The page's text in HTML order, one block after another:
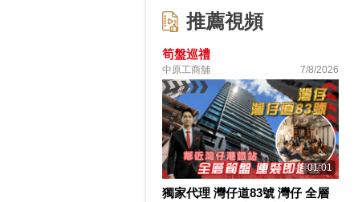
推薦視頻
筍盤巡禮
中原工商舖 7/8/2026
01:01
獨家代理 灣仔道83號 灣仔 全層